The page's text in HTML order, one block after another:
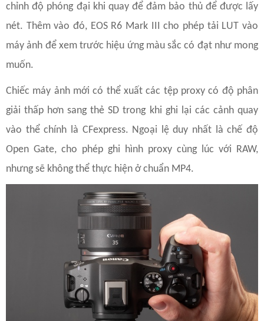
chỉnh độ phóng đại khi quay để đảm bảo thủ để được lấy
nét. Thêm vào đó, EOS R6 Mark III cho phép tải LUT vào
máy ảnh để xem trước hiệu ứng màu sắc có đạt như mong
muốn.
Chiếc máy ảnh mới có thể xuất các tệp proxy có độ phân
giải thấp hơn sang thẻ SD trong khi ghi lại các cảnh quay
vào thể chính là CFexpress. Ngoại lệ duy nhất là chế độ
Open Gate, cho phép ghi hình proxy cùng lúc với RAW,
nhưng sẽ không thể thực hiện ở chuẩn MP4.